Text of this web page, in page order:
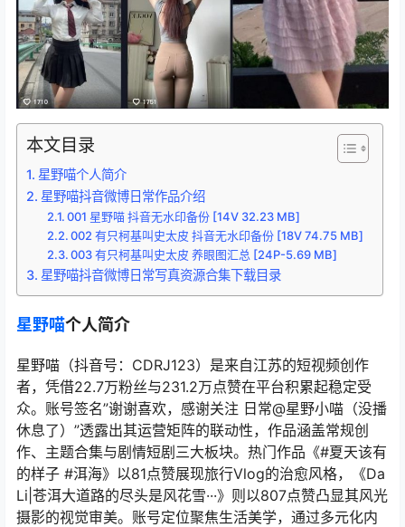
本文目录
星野喵个人简介
星野喵抖音微博日常作品介绍
001 星野喵 抖音无水印备份 [14V 32.23 MB]
002 有只柯基叫史太皮 抖音无水印备份 [18V 74.75 MB]
003 有只柯基叫史太皮 养眼图汇总 [24P-5.69 MB]
星野喵抖音微博日常写真资源合集下载目录
星野喵个人简介
星野喵（抖音号：CDRJ123）是来自江苏的短视频创作
者，凭借22.7万粉丝与231.2万点赞在平台积累起稳定受
众。账号签名”谢谢喜欢，感谢关注 日常@星野小喵（没播
休息了）”透露出其运营矩阵的联动性，作品涵盖常规创
作、主题合集与剧情短剧三大板块。热门作品《#夏天该有
的样子 #洱海》以81点赞展现旅行Vlog的治愈风格，《Da
Li|苍洱大道路的尽头是风花雪···》则以807点赞凸显其风光
摄影的视觉审美。账号定位聚焦生活美学，通过多元化内